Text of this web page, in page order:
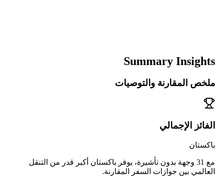
Summary Insights
ملخص المقارنة والتوصيات
الفائز الإجمالي
باكستان
مع 31 وجهة بدون تأشيرة، يوفر باكستان أكبر قدر من التنقل
العالمي بين جوازات السفر المقارنة.